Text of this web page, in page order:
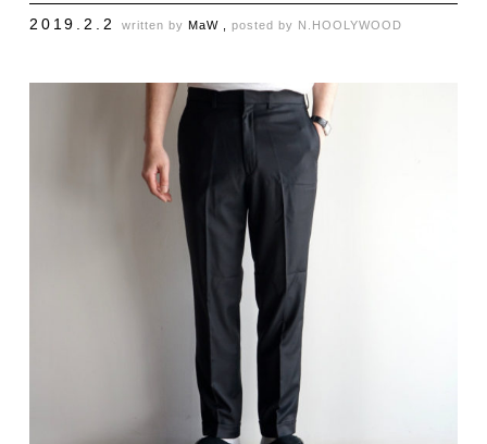
2019.2.2written byMaW ,posted by N.HOOLYWOOD